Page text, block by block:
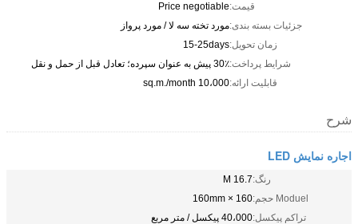
قیمت:Price negotiable
جزئیات بسته بندی:مورد تخته سه لا / مورد پرواز
زمان تحویل:15-25days
شرایط پرداخت:30٪ پیش به عنوان سپرده؛ تعادل قبل از حمل و نقل
قابلیت ارائه:10،000 sq.m./month
شرح
اجاره نمایش LED
رنگ:16.7 M
Moduel حجم:
160 × 160mm
تراکم پیکسل:40،000 پیکسل / متر مربع